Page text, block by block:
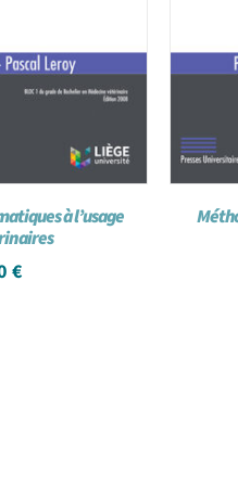
à l’usage
€